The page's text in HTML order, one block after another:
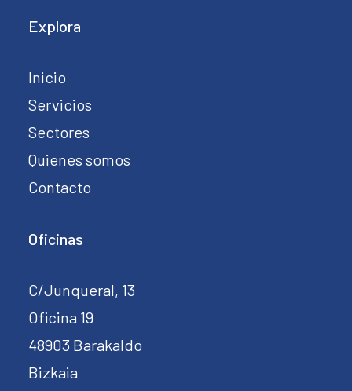
Explora
Inicio
Servicios
Sectores
Quienes somos
Contacto
Oficinas
C/Junqueral, 13
Oficina 19
48903 Barakaldo
Bizkaia